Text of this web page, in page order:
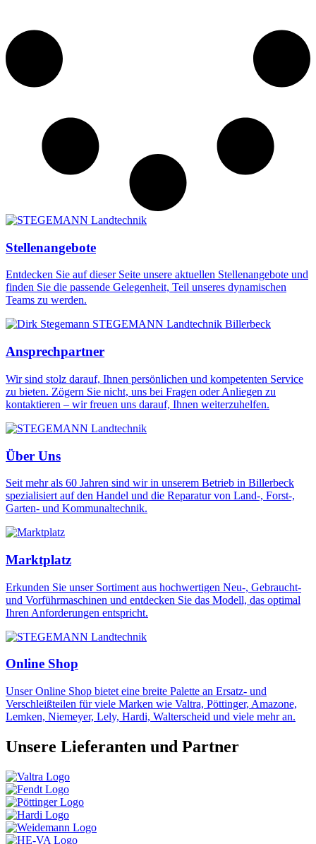
Stellenangebote
Entdecken Sie auf dieser Seite unsere aktuellen Stellenangebote und
finden Sie die passende Gelegenheit, Teil unseres dynamischen
Teams zu werden.
Ansprechpartner
Wir sind stolz darauf, Ihnen persönlichen und kompetenten Service
zu bieten. Zögern Sie nicht, uns bei Fragen oder Anliegen zu
kontaktieren – wir freuen uns darauf, Ihnen weiterzuhelfen.
Über Uns
Seit mehr als 60 Jahren sind wir in unserem Betrieb in Billerbeck
spezialisiert auf den Handel und die Reparatur von Land-, Forst-,
Garten- und Kommunaltechnik.
Marktplatz
Erkunden Sie unser Sortiment aus hochwertigen Neu-, Gebraucht-
und Vorführmaschinen und entdecken Sie das Modell, das optimal
Ihren Anforderungen entspricht.
Online Shop
Unser Online Shop bietet eine breite Palette an Ersatz- und
Verschleißteilen für viele Marken wie Valtra, Pöttinger, Amazone,
Lemken, Niemeyer, Lely, Hardi, Walterscheid und viele mehr an.
Unsere Lieferanten und Partner